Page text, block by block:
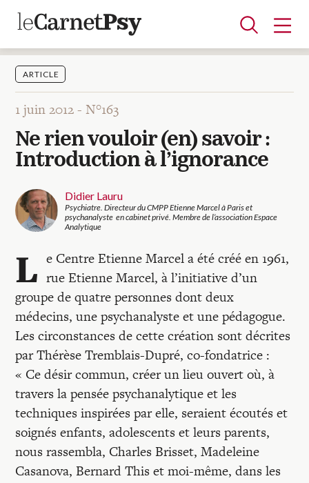
Articles
A la une
Adolescence
Dispositif
Enfance
Périnatalité
Psychanalyse
Psychopathologie
Soin
Dossiers
Auteurs
Blocs-notes
Recherches
Entretiens
Revues
Colloque
ARTICLE
1 juin 2012 -N°163
Ne rien vouloir (en) savoir :
Introduction à l’ignorance
Didier Lauru
Psychiatre. Directeur du CMPP Etienne Marcel à Paris et
psychanalyste en cabinet privé. Membre de l’association Espace
Analytique
L e Centre Etienne Marcel a été créé en 1961,
rue Etienne Marcel, à l’initiative d’un
groupe de quatre personnes dont deux
médecins, une psychanalyste et une pédagogue.
Les circonstances de cette création sont décrites
par Thérèse Tremblais-Dupré, co-fondatrice :
« Ce désir commun, créer un lieu ouvert où, à
travers la pensée psychanalytique et les
techniques inspirées par elle, seraient écoutés et
soignés enfants, adolescents et leurs parents,
nous rassembla, Charles Brisset, Madeleine
Casanova, Bernard This et moi-même, dans les